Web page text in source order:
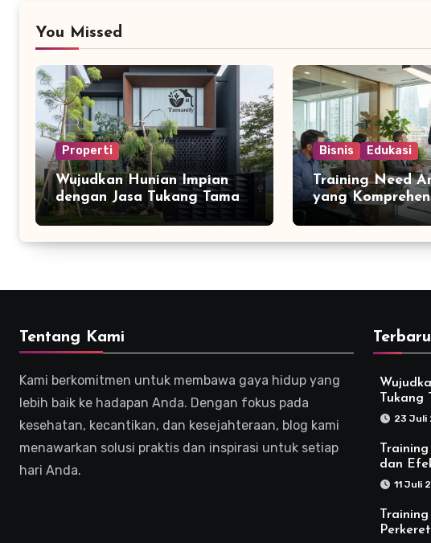
You Missed
Properti
Wujudkan Hunian Impian
dengan Jasa Tukang Taman
Profesional
Bisnis Edukasi
Training Need
yang
Efektif
Tentang Kami
Kami berkomitmen untuk membawa gaya hidup yang
lebih baik ke hadapan Anda. Dengan fokus pada
kesehatan, kecantikan, dan kesejahteraan, blog kami
menawarkan solusi praktis dan inspirasi untuk setiap
hari Anda.
Terbaru
Tukang
23 Juli
dan
11 Juli